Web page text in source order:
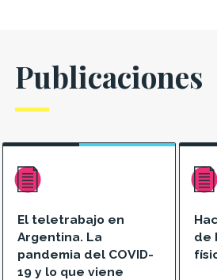
Publicaciones
El teletrabajo en
Argentina. La
pandemia del COVID-
19 y lo que viene
de